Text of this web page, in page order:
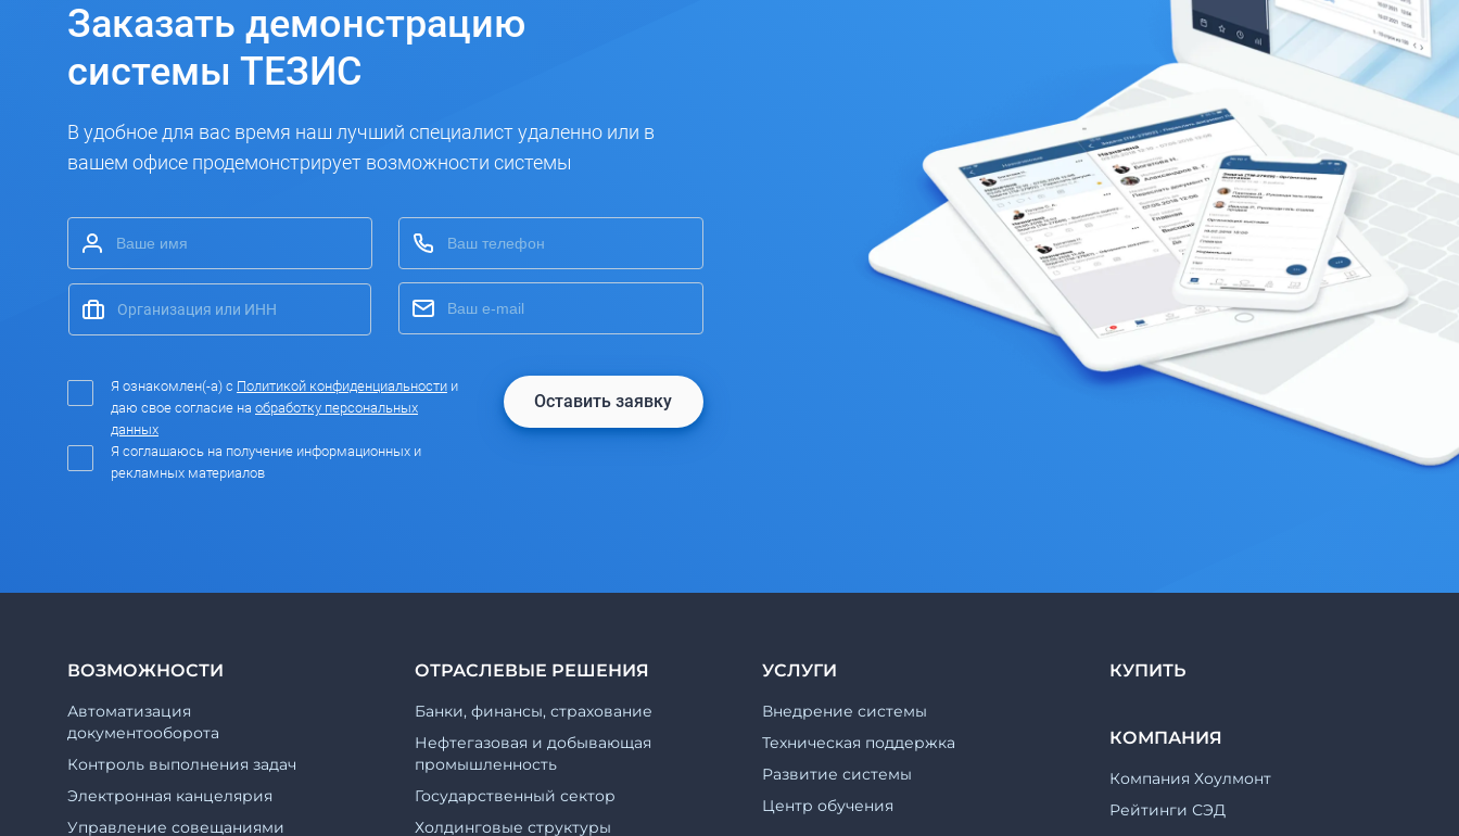
Заказать демонстрацию
системы ТЕЗИС
В удобное для вас время наш лучший специалист удаленно или в
вашем офисе продемонстрирует возможности системы
Я ознакомлен(-а) с Политикой конфиденциальности и
даю свое согласие на обработку персональных
данных
Я соглашаюсь на получение информационных и
рекламных материалов
Оставить заявку
ВОЗМОЖНОСТИ
Автоматизация
документооборота
Контроль выполнения задач
Электронная канцелярия
Управление совещаниями
ОТРАСЛЕВЫЕ РЕШЕНИЯ
Банки, финансы, страхование
Нефтегазовая и добывающая
промышленность
Государственный сектор
Холдинговые структуры
УСЛУГИ
Внедрение системы
Техническая поддержка
Развитие системы
Центр обучения
КУПИТЬ
КОМПАНИЯ
Компания Хоулмонт
Рейтинги СЭД